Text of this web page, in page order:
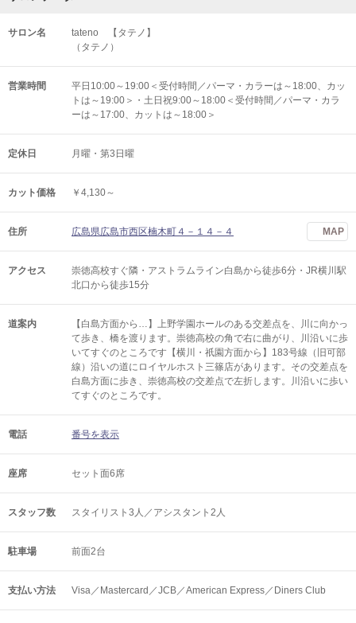
サロン名
tateno 【タテノ】
（タテノ）
営業時間
平日10:00～19:00＜受付時間／パーマ・カラーは～18:00、カッ
トは～19:00＞・土日祝9:00～18:00＜受付時間／パーマ・カラ
ーは～17:00、カットは～18:00＞
定休日 月曜・第3日曜
カット価格 ￥4,130～
住所 広島県広島市西区楠木町４－１４－４ MAP
アクセス
崇徳高校すぐ隣・アストラムライン白島から徒歩6分・JR横川駅
北口から徒歩15分
道案内
【白島方面から…】上野学園ホールのある交差点を、川に向かっ
て歩き、橋を渡ります。崇徳高校の角で右に曲がり、川沿いに歩
いてすぐのところです【横川・祇園方面から】183号線（旧可部
線）沿いの道にロイヤルホスト三篠店があります。その交差点を
白島方面に歩き、崇徳高校の交差点で左折します。川沿いに歩い
てすぐのところです。
電話 番号を表示
座席 セット面6席
スタッフ数 スタイリスト3人／アシスタント2人
駐車場 前面2台
支払い方法 Visa／Mastercard／JCB／American Express／Diners Club